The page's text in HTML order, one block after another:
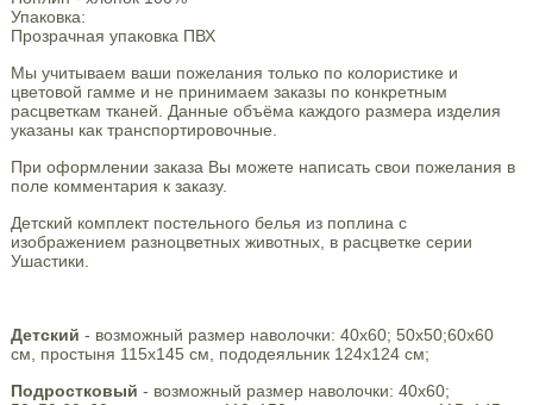
Упаковка:
Прозрачная упаковка ПВХ
Мы учитываем ваши пожелания только по колористике и
цветовой гамме и не принимаем заказы по конкретным
расцветкам тканей. Данные объёма каждого размера изделия
указаны как транспортировочные.
При оформлении заказа Вы можете написать свои пожелания в
поле комментария к заказу.
Детский комплект постельного белья из поплина с
изображением разноцветных животных, в расцветке серии
Ушастики.
Детский - возможный размер наволочки: 40х60; 50х50;60х60
см, простыня 115х145 см, пододеяльник 124х124 см;
Подростковый - возможный размер наволочки: 40х60;